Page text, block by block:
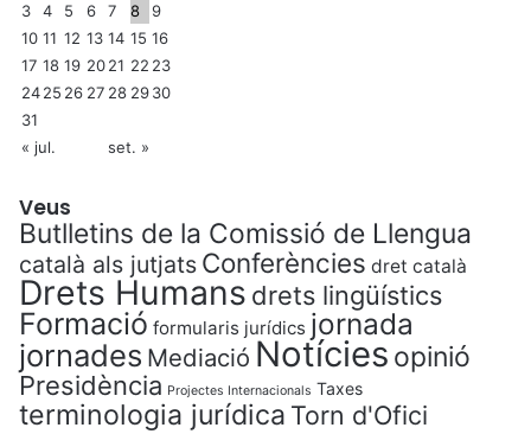
3
4 5 6 7 8
9
10 11 12 13 14 15 16
17 18 19 2021 22 23
2425 26 27 28 2930
31
« jul.
set. »
Veus
Butlletins de la Comissió de Llengua
català als jutjats Conferències dret català
Drets Humans drets lingüístics
Formació formularis jurídics jornada
jornades Mediació Notícies opinió
Presidència Projectes Internacionals Taxes
terminologia jurídica Torn d'Ofici